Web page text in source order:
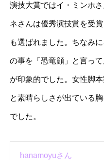
演技大賞ではイ・ミンホ
ネさんは優秀演技賞を受
も選ばれました。ちなみ
の事を「恐竜顔」と言っ
が印象的でした。女性脚
と素晴らしさが出ている
でした。
hanamoyuさん